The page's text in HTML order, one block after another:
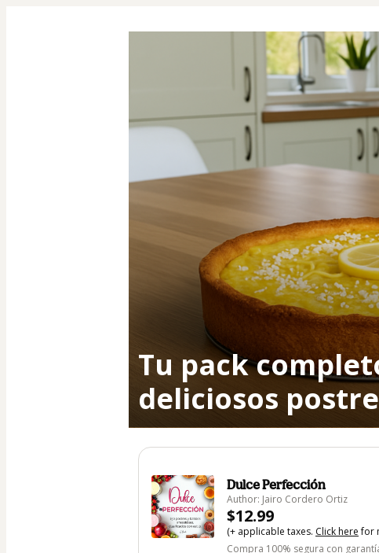
Tu pack
deliciosos
Dulce Perfección
Author: Jairo Cordero Ortiz
$12.99
(+ applicable taxes. Click herefor
Compra 100% segura con